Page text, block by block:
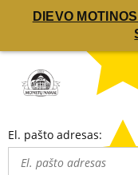
DIEVO
El. pašto adresas: